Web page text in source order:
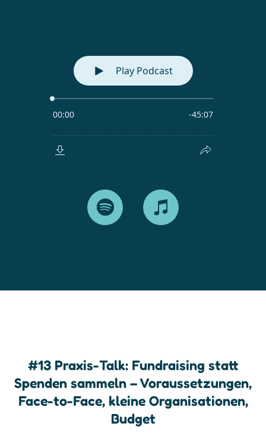
#13 Praxis-Talk: Fundraising statt
Spenden sammeln – Voraussetzungen,
Face-to-Face, kleine Organisationen,
Budget